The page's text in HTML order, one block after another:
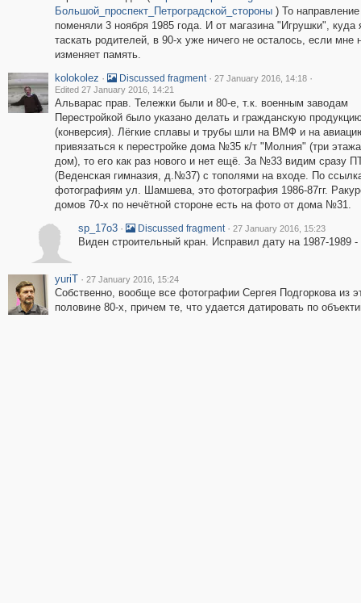
Большой_проспект_Петроградской_стороны) То
поменяли 3 ноября 1985 года. И от магазина "Игрушки",
таскать родителей, в 90-х уже ничего не осталось, если мне
изменяет память.
kolokolez · Discussed fragment · 27 January 2016, 14:18 ·
Edited 27 January 2016, 14:21
Альварас прав. Тележки были и 80-е, т.к. военным заводам
Перестройкой было указано делать и гражданскую
(конверсия). Лёгкие сплавы и трубы шли на ВМФ и на
привязаться к перестройке дома №35 к/т "Молния" (три
дом), то его как раз нового и нет ещё. За №33 видим сразу
(Веденская гимназия, д.№37) с тополями на входе. По
фотографиям ул. Шамшева, это фотография 1986-87гг.
домов 70-х по нечётной стороне есть на фото от дома №31.
sp_17o3 · Discussed fragment · 27 January 2016, 15:23
Виден строительный кран. Исправил дату на 1987-1989 -
yuriT · 27 January 2016, 15:24
Собственно, вообще все фотографии Сергея Подгоркова из
половине 80-х, причем те, что удается датировать по